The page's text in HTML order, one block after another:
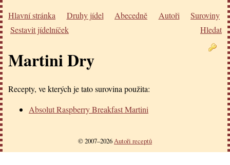
Hlavní stránka Druhy jídel Abecedně Autoři
Suroviny
Sestavit jídelníček
Hledat
Martini Dry
Recepty, ve kterých je tato surovina použita:
Absolut Raspberry Breakfast Martini
© 2007–2026Autoři receptů